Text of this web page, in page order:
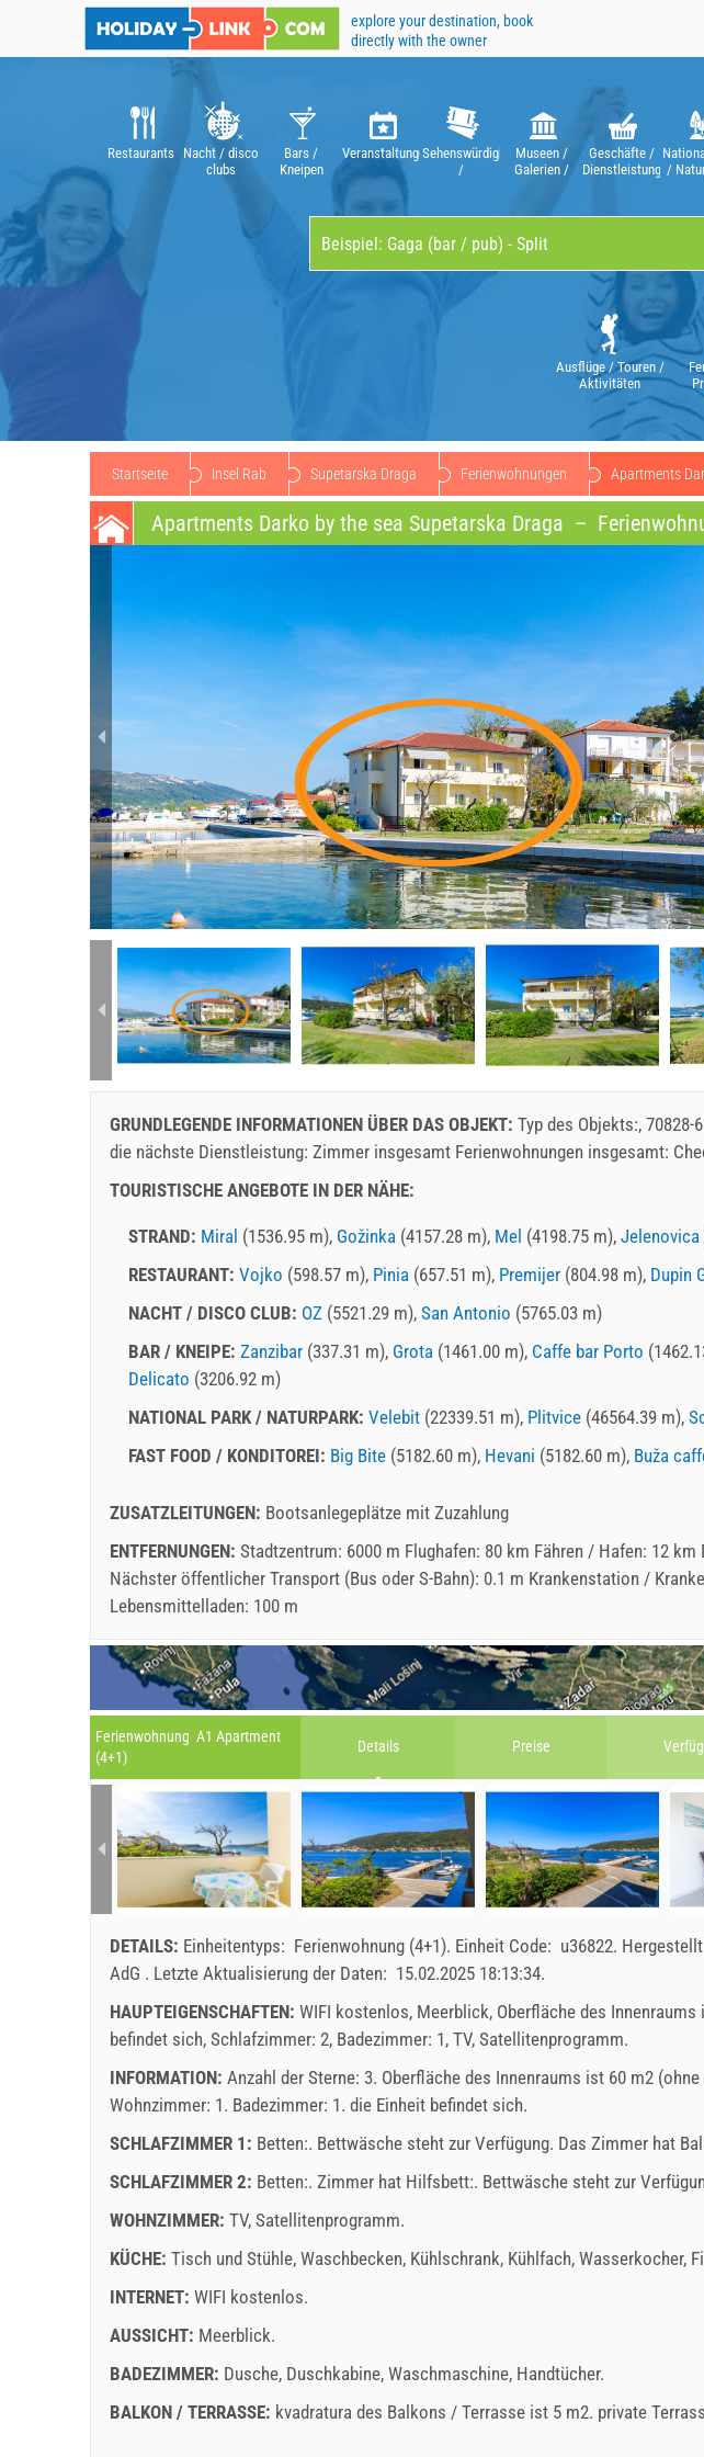
explore your destination, book
directly with the owner
Restaurants Nacht / disco
clubs
Bars /
Kneipen
VeranstaltungenSehenswürdigkeiten
/
Museen /
Galerien /
Geschäfte /
Dienstleistungen
/
Ausflüge / Touren /
Aktivitäten
Startseite Insel Rab Supetarska Draga Ferienwohnungen Apartments
Apartments Darko by the sea Supetarska Draga –
GRUNDLEGENDE INFORMATIONEN ÜBER DAS OBJEKT: Typ des Objekts:, 70828-
die nächste Dienstleistung: Zimmer insgesamt Ferienwohnungen insgesamt:
TOURISTISCHE ANGEBOTE IN DER NÄHE:
STRAND: Miral (1536.95 m), Gožinka (4157.28 m), Mel (4198.75 m), Jelenovica
RESTAURANT: Vojko (598.57 m), Pinia (657.51 m), Premijer (804.98 m), Dupin
NACHT / DISCO CLUB: OZ (5521.29 m), San Antonio (5765.03 m)
BAR / KNEIPE: Zanzibar (337.31 m), Grota (1461.00 m), Caffe bar Porto
Delicato (3206.92 m)
NATIONAL PARK / NATURPARK: Velebit (22339.51 m), Plitvice (46564.39 m),
FAST FOOD / KONDITOREI: Big Bite (5182.60 m), Hevani (5182.60 m), Buža
ZUSATZLEITUNGEN: Bootsanlegeplätze mit Zuzahlung
ENTFERNUNGEN: Stadtzentrum: 6000 m Flughafen: 80 km Fähren / Hafen: 12
Nächster öffentlicher Transport (Bus oder S-Bahn): 0.1 m Krankenstation /
Lebensmittelladen: 100 m
Ferienwohnung A1 Apartment
(4+1)
Details Preise
DETAILS: Einheitentyps: Ferienwohnung (4+1). Einheit Code: u36822.
AdG . Letzte Aktualisierung der Daten: 15.02.2025 18:13:34.
HAUPTEIGENSCHAFTEN: WIFI kostenlos, Meerblick, Oberfläche des
befindet sich, Schlafzimmer: 2, Badezimmer: 1, TV, Satellitenprogramm.
INFORMATION: Anzahl der Sterne: 3. Oberfläche des Innenraums ist 60 m2
Wohnzimmer: 1. Badezimmer: 1. die Einheit befindet sich.
SCHLAFZIMMER 1: Betten:. Bettwäsche steht zur Verfügung. Das Zimmer hat
SCHLAFZIMMER 2: Betten:. Zimmer hat Hilfsbett:. Bettwäsche steht zur
WOHNZIMMER: TV, Satellitenprogramm.
KÜCHE: Tisch und Stühle, Waschbecken, Kühlschrank, Kühlfach, Wasserkocher,
INTERNET: WIFI kostenlos.
AUSSICHT: Meerblick.
BADEZIMMER: Dusche, Duschkabine, Waschmaschine, Handtücher.
BALKON / TERRASSE: kvadratura des Balkons / Terrasse ist 5 m2. private